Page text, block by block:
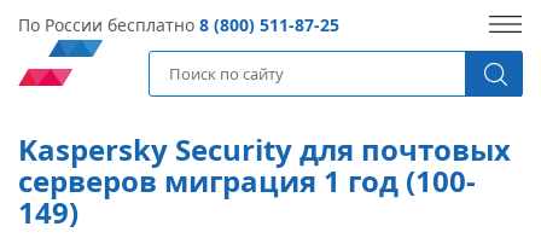
По России бесплатно 8 (800) 511-87-25
Kaspersky Security для почтовых
серверов миграция 1 год (100-
149)